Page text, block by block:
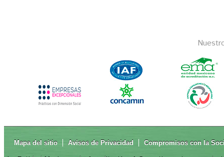
Mapa del sitio Avisos de Privacidad Compromisos con la